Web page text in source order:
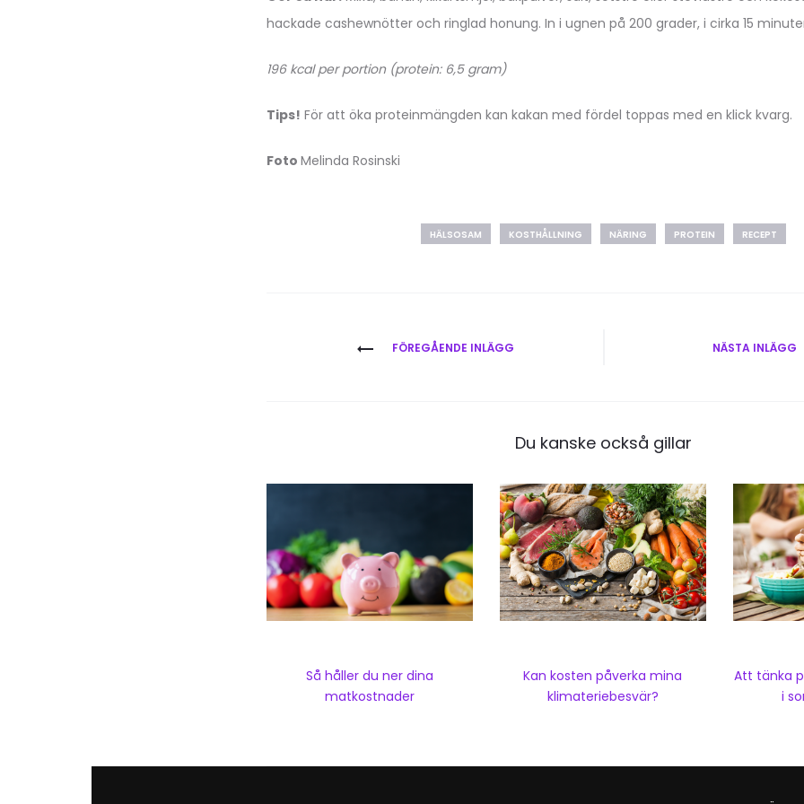
hackade cashewnötter och ringlad honung. In i ugnen på 200 grader, i cirka 15
196 kcal per portion (protein: 6,5 gram)
Tips! För att öka proteinmängden kan kakan med fördel toppas med en klick kvarg.
Foto Melinda Rosinski
HÄLSOSAM KOSTHÅLLNING NÄRING PROTEIN RECEPT
Inläggsnavigering
FÖREGÅENDE INLÄGG NÄSTA INLÄGG
Du kanske också gillar
Så håller du ner dina
matkostnader
Kan kosten påverka mina
klimateriebesvär?
Att tänka
i